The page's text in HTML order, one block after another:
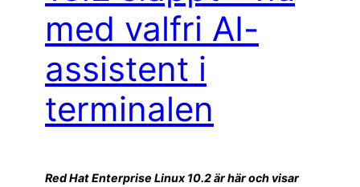
med valfri AI-
assistent i
terminalen
Red Hat Enterprise Linux 10.2 är här och visar